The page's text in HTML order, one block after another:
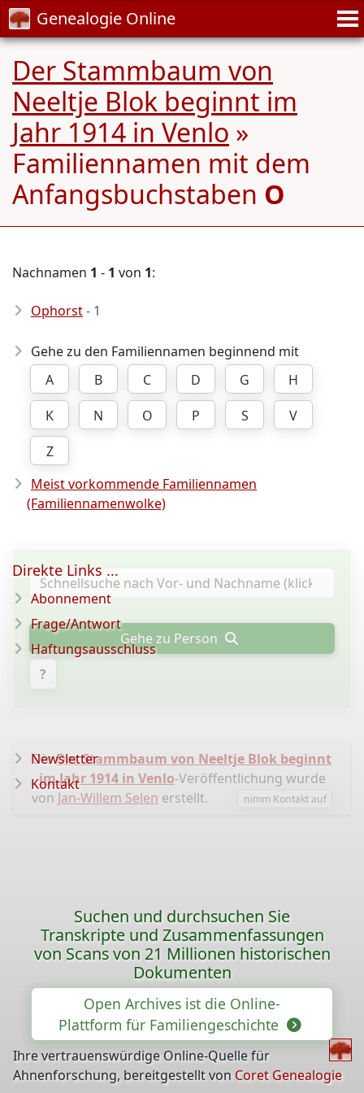
Genealogie Online
Der Stammbaum von
Neeltje Blok beginnt im
Jahr 1914 in Venlo »
Familiennamen mit dem
Anfangsbuchstaben O
Nachnamen 1 - 1 von 1:
Ophorst- 1
Gehe zu den Familiennamen beginnend mit
A
B C D G
H
K
N O P S
V
Z
Meist vorkommende Familiennamen
(Familiennamenwolke)
Gehe zu Person
?
DieDer Stammbaum von Neeltje Blok beginnt
im Jahr 1914 in Venlo-Veröffentlichung wurde
von Jan-Willem Selen erstellt. nimm Kontakt auf
Direkte Links ...
Abonnement
Frage/Antwort
Haftungsausschluss
Newsletter
Kontakt
Suchen und durchsuchen Sie
Transkripte und Zusammenfassungen
von Scans von 21 Millionen historischen
Dokumenten
Open Archives ist die Online-
Plattform für Familiengeschichte
Ihre vertrauenswürdige Online-Quelle für
Ahnenforschung, bereitgestellt von Coret Genealogie